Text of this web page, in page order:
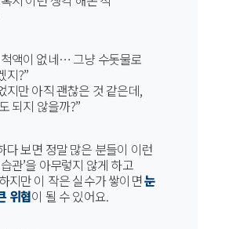
액이 없네… 그냥 수돗물로
지?”
지만 아직 괜찮은 것 같은데,
되지 않을까?”
다 보면 정말 많은 분들이 이런
관’을 아무렇지 않게 하고
지만 이 작은 실수가 쌓이면눈
위협이 될 수 있어요.